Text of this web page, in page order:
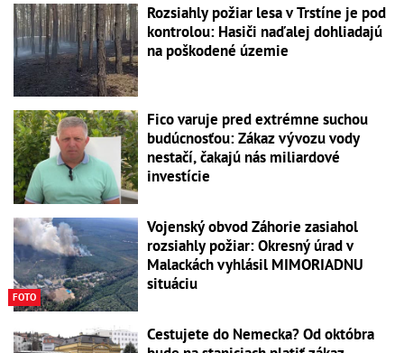
Rozsiahly požiar lesa v Trstíne je pod
kontrolou: Hasiči naďalej dohliadajú
na poškodené územie
Fico varuje pred extrémne suchou
budúcnosťou: Zákaz vývozu vody
nestačí, čakajú nás miliardové
investície
FOTO
Vojenský obvod Záhorie zasiahol
rozsiahly požiar: Okresný úrad v
Malackách vyhlásil MIMORIADNU
situáciu
Cestujete do Nemecka? Od októbra